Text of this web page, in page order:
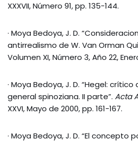
XXXVII, Número 91, pp. 135-144.
· Moya Bedoya, J. D.
antirrealismo de W. Van Orman
Volumen XI, Número 3, Año 22,
· Moya Bedoya, J. D. “Hegel:
general spinoziana. II parte”. Acta
XXVI, Mayo de 2000, pp. 161-167.
· Moya Bedoya, J. D. “El concepto